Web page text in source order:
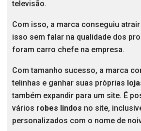
televisão.
Com isso, a marca conseguiu
isso sem falar na qualidade dos
foram carro chefe na empresa.
Com tamanho sucesso, a marca
telinhas e ganhar suas próprias
também expandir para um site. É
vários robes lindos no site,
personalizados com o nome de